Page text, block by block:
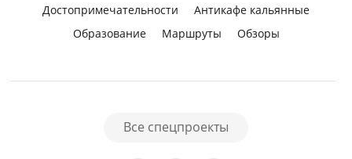
Достопримечательности
Антикафе кальянные
Образование
Маршруты Обзоры
Все спецпроекты